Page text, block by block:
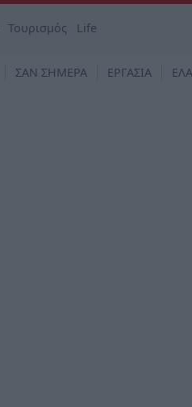
Τουρισμός Life
ΣΑΝ ΣΗΜΕΡΑ ΕΡΓΑΣΙΑ